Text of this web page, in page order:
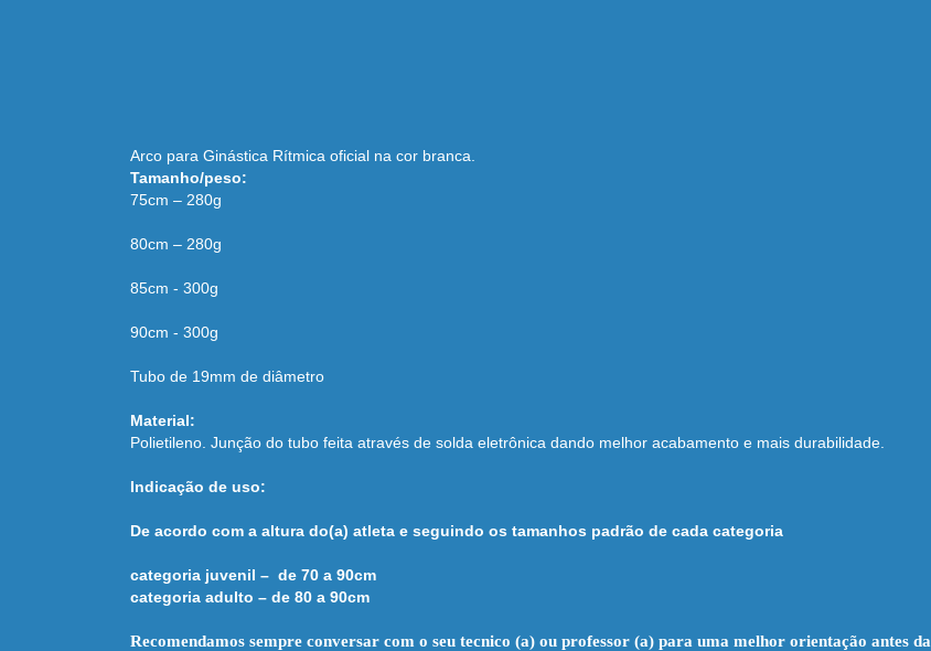
Arco para Ginástica Rítmica oficial na cor branca.
Tamanho/peso:
75cm – 280g
80cm – 280g
85cm - 300g
90cm - 300g
Tubo de 19mm de diâmetro
Material:
Polietileno. Junção do tubo feita através de solda eletrônica dando melhor acabamento e mais durabilidade.
Indicação de uso:
De acordo com a altura do(a) atleta e seguindo os tamanhos padrão de cada categoria
categoria juvenil – de 70 a 90cm
categoria adulto – de 80 a 90cm
Recomendamos sempre conversar com o seu tecnico (a) ou professor (a) para uma melhor orientação antes da